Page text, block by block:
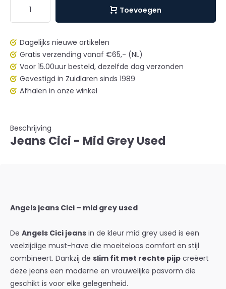
Toevoegen
Dagelijks nieuwe artikelen
Gratis verzending vanaf €65,- (NL)
Voor 15.00uur besteld, dezelfde dag verzonden
Gevestigd in Zuidlaren sinds 1989
Afhalen in onze winkel
Beschrijving
Jeans Cici - Mid Grey Used
Angels jeans Cici – mid grey used
De Angels Cici jeans in de kleur mid grey used is een
veelzijdige must-have die moeiteloos comfort en stijl
combineert. Dankzij de slim fit met rechte pijp creëert
deze jeans een moderne en vrouwelijke pasvorm die
geschikt is voor elke gelegenheid.